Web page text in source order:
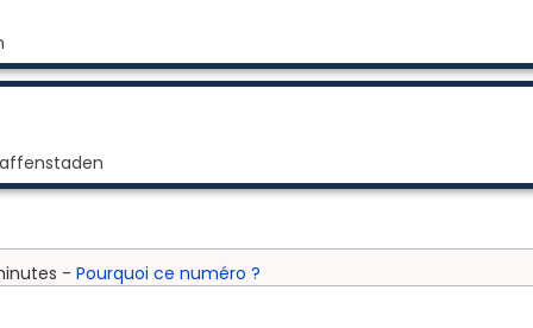
- Pourquoi ce numéro ?